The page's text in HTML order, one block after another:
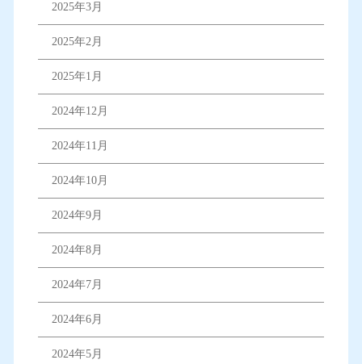
2025年3月
2025年2月
2025年1月
2024年12月
2024年11月
2024年10月
2024年9月
2024年8月
2024年7月
2024年6月
2024年5月